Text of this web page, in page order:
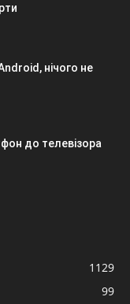
нічого не
до телевізора
1129
99